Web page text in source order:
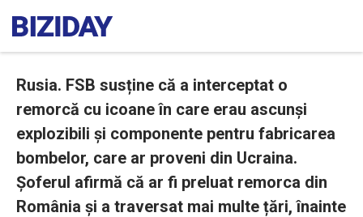
Rusia. FSB susține că a interceptat o
remorcă cu icoane în care erau ascunși
explozibili și componente pentru fabricarea
bombelor, care ar proveni din Ucraina.
Șoferul afirmă că ar fi preluat remorca din
România și a traversat mai multe țări, înainte